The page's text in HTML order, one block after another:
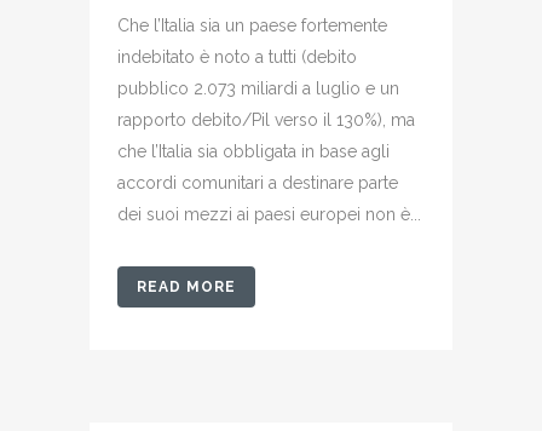
Che l’Italia sia un paese fortemente
indebitato è noto a tutti (debito
pubblico 2.073 miliardi a luglio e un
rapporto debito/Pil verso il 130%), ma
che l’Italia sia obbligata in base agli
accordi comunitari a destinare parte
dei suoi mezzi ai paesi europei non è...
READ MORE